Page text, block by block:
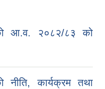
आ.व. २०८२/८३ को
नीति, कार्यक्रम तथा